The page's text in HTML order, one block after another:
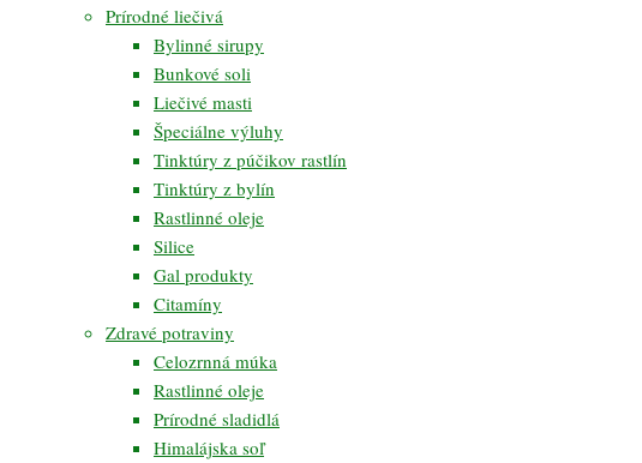
Prírodné liečivá
Bylinné sirupy
Bunkové soli
Liečivé masti
Špeciálne výluhy
Tinktúry z púčikov rastlín
Tinktúry z bylín
Rastlinné oleje
Silice
Gal produkty
Citamíny
Zdravé potraviny
Celozrnná múka
Rastlinné oleje
Prírodné sladidlá
Himalájska soľ